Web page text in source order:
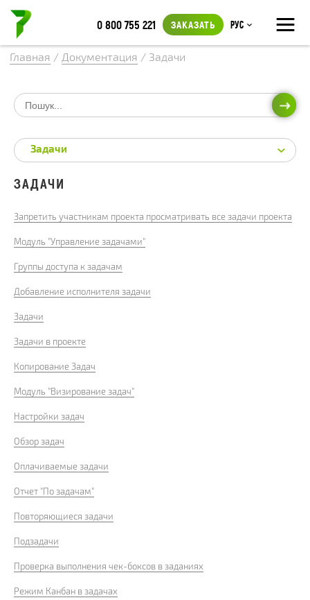
≡
0 800 755 221 ЗАКАЗАТЬ Рус
Главная / Документация / Задачи
ЗАДАЧИ
Запретить участникам проекта просматривать все задачи проекта
Модуль "Управление задачами"
Группы доступа к задачам
Добавление исполнителя задачи
Задачи
Задачи в проекте
Копирование Задач
Модуль "Визирование задач"
Настройки задач
Обзор задач
Оплачиваемые задачи
Отчет "По задачам"
Повторяющиеся задачи
Подзадачи
Проверка выполнения чек-боксов в заданиях
Режим Канбан в задачах
Задачи